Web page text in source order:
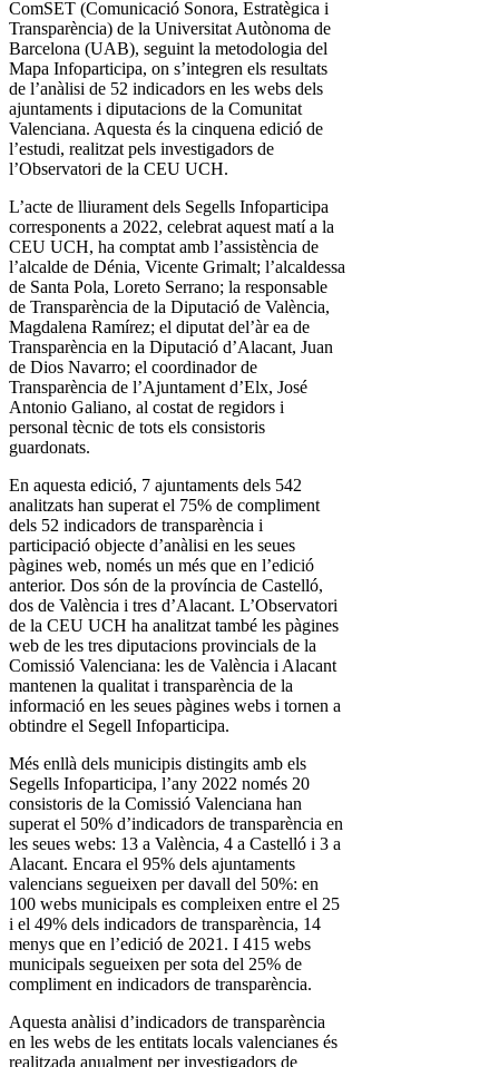
ComSET (Comunicació Sonora, Estratègica i
Transparència) de la Universitat Autònoma de
Barcelona (UAB), seguint la metodologia del
Mapa Infoparticipa, on s’integren els resultats
de l’anàlisi de 52 indicadors en les webs dels
ajuntaments i diputacions de la Comunitat
Valenciana. Aquesta és la cinquena edició de
l’estudi, realitzat pels investigadors de
l’Observatori de la CEU UCH.
L’acte de lliurament dels Segells Infoparticipa
corresponents a 2022, celebrat aquest matí a la
CEU UCH, ha comptat amb l’assistència de
l’alcalde de Dénia, Vicente Grimalt; l’alcaldessa
de Santa Pola, Loreto Serrano; la responsable
de Transparència de la Diputació de València,
Magdalena Ramírez; el diputat del’àr ea de
Transparència en la Diputació d’Alacant, Juan
de Dios Navarro; el coordinador de
Transparència de l’Ajuntament d’Elx, José
Antonio Galiano, al costat de regidors i
personal tècnic de tots els consistoris
guardonats.
En aquesta edició, 7 ajuntaments dels 542
analitzats han superat el 75% de compliment
dels 52 indicadors de transparència i
participació objecte d’anàlisi en les seues
pàgines web, només un més que en l’edició
anterior. Dos són de la província de Castelló,
dos de València i tres d’Alacant. L’Observatori
de la CEU UCH ha analitzat també les pàgines
web de les tres diputacions provincials de la
Comissió Valenciana: les de València i Alacant
mantenen la qualitat i transparència de la
informació en les seues pàgines webs i tornen a
obtindre el Segell Infoparticipa.
Més enllà dels municipis distingits amb els
Segells Infoparticipa, l’any 2022 només 20
consistoris de la Comissió Valenciana han
superat el 50% d’indicadors de transparència en
les seues webs: 13 a València, 4 a Castelló i 3 a
Alacant. Encara el 95% dels ajuntaments
valencians segueixen per davall del 50%: en
100 webs municipals es compleixen entre el 25
i el 49% dels indicadors de transparència, 14
menys que en l’edició de 2021. I 415 webs
municipals segueixen per sota del 25% de
compliment en indicadors de transparència.
Aquesta anàlisi d’indicadors de transparència
en les webs de les entitats locals valencianes és
realitzada anualment per investigadors de